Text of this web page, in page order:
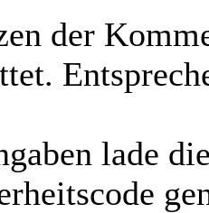
der
lade